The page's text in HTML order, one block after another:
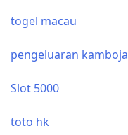
togel macau
pengeluaran kamboja
Slot 5000
toto hk